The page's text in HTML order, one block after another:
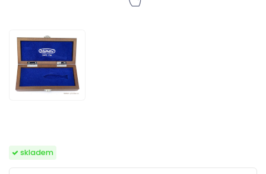
skladem